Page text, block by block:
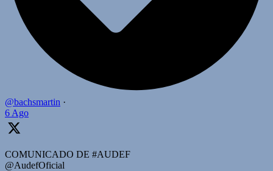
@bachsmartin ·
6 Ago
COMUNICADO DE #AUDEF
@AudefOficial